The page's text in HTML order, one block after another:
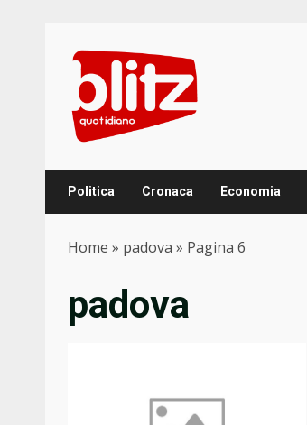
content
Politica Cronaca Economia
Home » padova » Pagina 6
padova